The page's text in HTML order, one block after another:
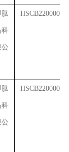
肽
科
肽
科